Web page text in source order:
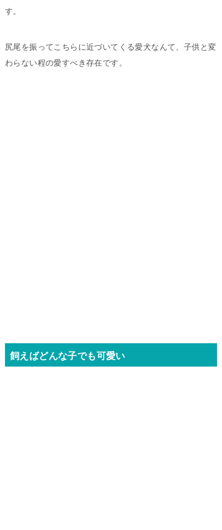
す。
尻尾を振ってこちらに近づいてくる愛犬なんて、子供と変
わらない程の愛すべき存在です。
飼えばどんな子でも可愛い